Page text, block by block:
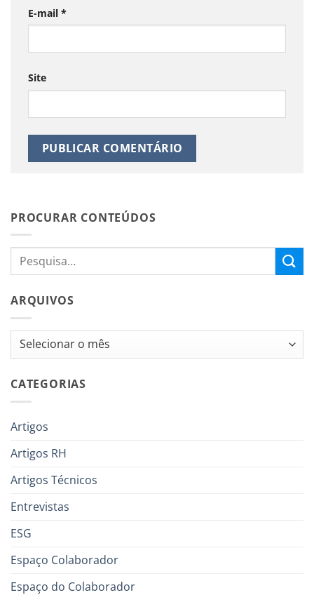
E-mail *
Site
PROCURAR CONTEÚDOS
ARQUIVOS
Arquivos
CATEGORIAS
Artigos
Artigos RH
Artigos Técnicos
Entrevistas
ESG
Espaço Colaborador
Espaço do Colaborador